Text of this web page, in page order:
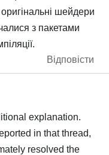
оригінальні шейдери
з пакетами
Відповісти
explanation.
in that thread,
resolved the